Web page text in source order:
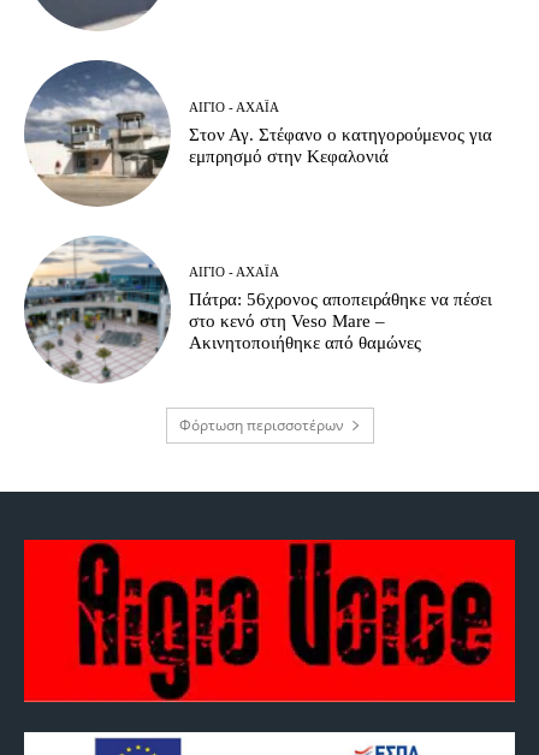
ΑΊΓΙΟ - ΑΧΑΪ́Α
Στον Αγ. Στέφανο ο κατηγορούμενος για
εμπρησμό στην Κεφαλονιά
ΑΊΓΙΟ - ΑΧΑΪ́Α
Πάτρα: 56χρονος αποπειράθηκε να πέσει
στο κενό στη Veso Mare –
Ακινητοποιήθηκε από θαμώνες
Φόρτωση περισσοτέρων